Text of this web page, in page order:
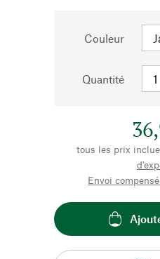
Couleur
Quantité
tous les prix
Envoi